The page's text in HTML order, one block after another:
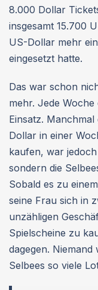
8.000 Dollar
insgesamt 15.700
US-Dollar mehr
eingesetzt hatte.
Das war schon
mehr. Jede
Einsatz.
Dollar in einer
kaufen, war
sondern die
Sobald es zu
seine Frau sich in
unzähligen
Spielscheine zu
dagegen.
Selbees so viele